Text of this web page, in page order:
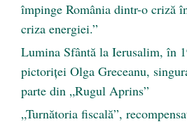
împinge România dintr-o criză
criza energiei.”
Lumina Sfântă la Ierusalim, în
pictoriței Olga Greceanu,
parte din „Rugul Aprins”
„Turnătoria fiscală”,